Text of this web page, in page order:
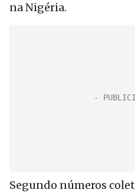
na Nigéria.
Segundo números